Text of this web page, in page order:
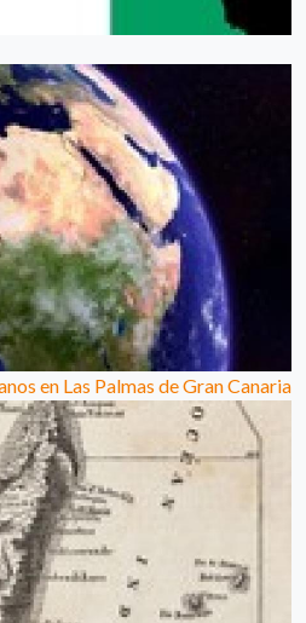
en Las Palmas de Gran Canaria